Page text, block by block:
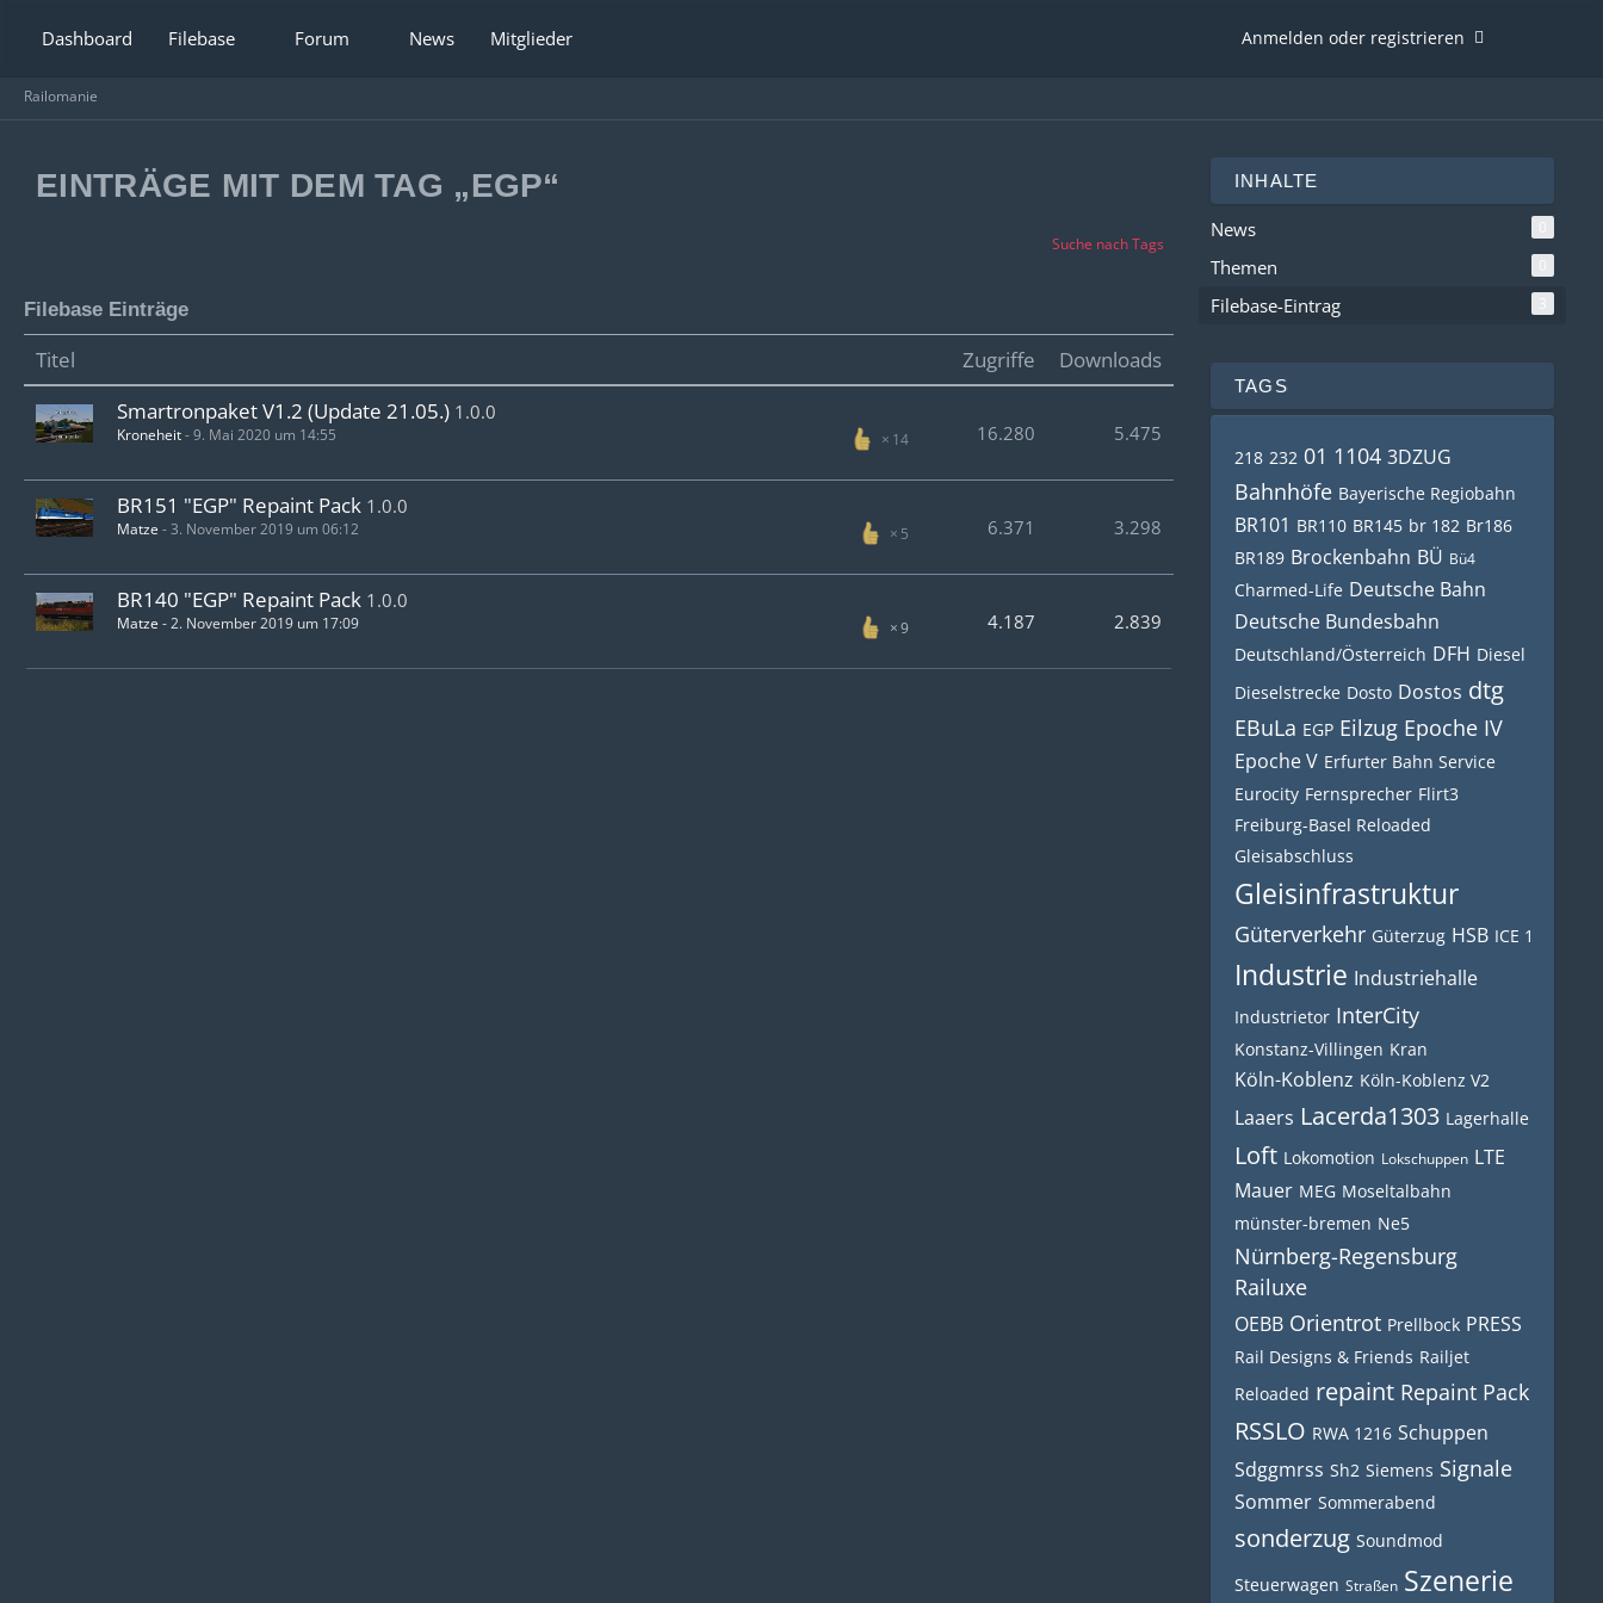
Dashboard Filebase Forum News Mitglieder Anmelden oder registrieren
Railomanie
EINTRÄGE MIT DEM TAG „EGP“
Suche nach Tags
Filebase Einträge
Titel Zugriffe
Downloads
Smartronpaket V1.2 (Update 21.05.) 1.0.0
14
Kroneheit-9. Mai 2020 um 14:55 16.280 5.475
BR151 "EGP" Repaint Pack 1.0.0
5
Matze -3. November 2019 um 06:12 6.371 3.298
BR140 "EGP" Repaint Pack 1.0.0
9
Matze -2. November 2019 um 17:09 4.187 2.839
INHALTE
News
Themen
Filebase-Eintrag 3
TAGS
218 232 01 1104 3DZUG
Bahnhöfe Bayerische Regiobahn
BR101 BR110 BR145 br 182 Br186
BR189 Brockenbahn BÜ Bü4
Charmed-Life Deutsche Bahn
Deutsche Bundesbahn
Deutschland/Österreich DFH Diesel
Dieselstrecke Dosto Dostos dtg
EBuLa EGP Eilzug Epoche IV
Epoche V Erfurter Bahn Service
Eurocity Fernsprecher Flirt3
Freiburg-Basel Reloaded
Gleisabschluss
Gleisinfrastruktur
Güterverkehr Güterzug HSB ICE 1
Industrie Industriehalle
Industrietor InterCity
Konstanz-Villingen Kran
Köln-Koblenz Köln-Koblenz V2
Laaers Lacerda1303 Lagerhalle
Loft Lokomotion Lokschuppen LTE
Mauer MEG Moseltalbahn
münster-bremen Ne5
Nürnberg-Regensburg
Railuxe
OEBB Orientrot Prellbock PRESS
Rail Designs & Friends Railjet
Reloaded repaint Repaint Pack
RSSLO RWA 1216 Schuppen
Sdggmrss Sh2 Siemens Signale
Sommer Sommerabend
sonderzug Soundmod
Steuerwagen Straßen Szenerie